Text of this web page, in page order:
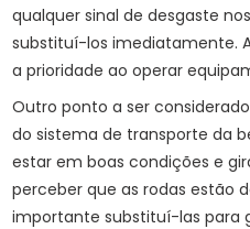
qualquer sinal de desgaste
substituí-los imediatamente.
a prioridade ao operar
Outro ponto a ser
do sistema de transporte da
estar em boas condições e
perceber que as rodas estão
importante substituí-las para